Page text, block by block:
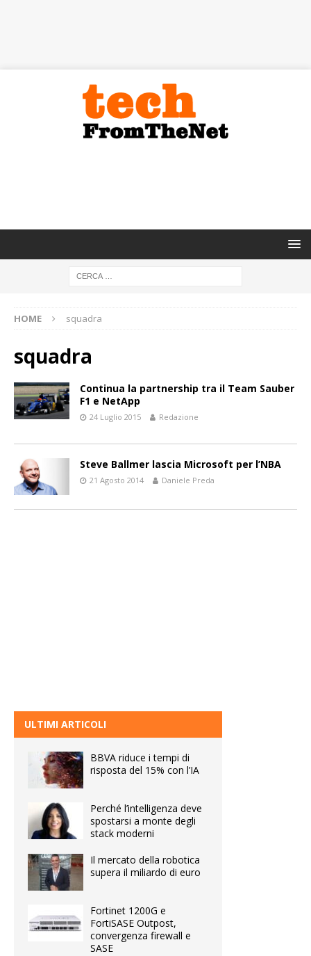
HOME squadra
squadra
Continua la partnership tra il Team Sauber
F1 e NetApp
24 Luglio 2015 Redazione
Steve Ballmer lascia Microsoft per l’NBA
21 Agosto 2014 Daniele Preda
ULTIMI ARTICOLI
BBVA riduce i tempi di
risposta del 15% con l’IA
Perché l’intelligenza deve
spostarsi a monte degli
stack moderni
Il mercato della robotica
supera il miliardo di euro
Fortinet 1200G e
FortiSASE Outpost,
convergenza firewall e
SASE